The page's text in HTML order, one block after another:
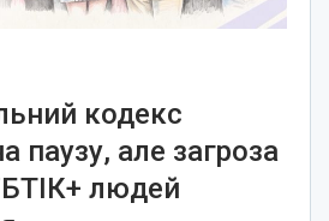
кодекс
паузу, але загроза
людей